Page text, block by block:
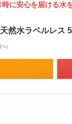
に安心を届ける水
然水ラベルレス
）